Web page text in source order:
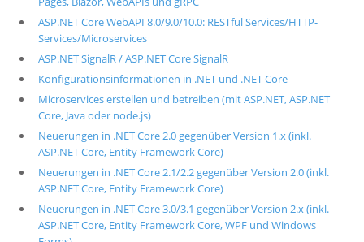
ASP.NET Core WebAPI 8.0/9.0/10.0: RESTful Services/HTTP-
Services/Microservices
ASP.NET SignalR / ASP.NET Core SignalR
Konfigurationsinformationen in .NET und .NET Core
Microservices erstellen und betreiben (mit ASP.NET, ASP.NET
Core, Java oder node.js)
Neuerungen in .NET Core 2.0 gegenüber Version 1.x (inkl.
ASP.NET Core, Entity Framework Core)
Neuerungen in .NET Core 2.1/2.2 gegenüber Version 2.0 (inkl.
ASP.NET Core, Entity Framework Core)
Neuerungen in .NET Core 3.0/3.1 gegenüber Version 2.x (inkl.
ASP.NET Core, Entity Framework Core, WPF und Windows